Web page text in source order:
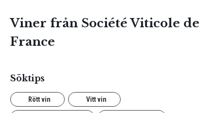
Viner från Société Viticole de
France
Söktips
Rött vin Vitt vin